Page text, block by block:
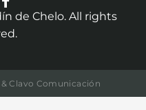
de Chelo. All rights
& Clavo Comunicación